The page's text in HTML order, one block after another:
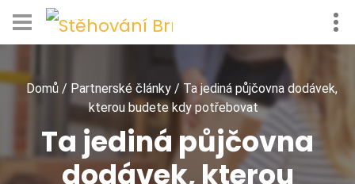
Domů/ Partnerské články/ Ta jediná půjčovna dodávek,
kterou budete kdy potřebovat
Ta jediná půjčovna
dodávek, kterou